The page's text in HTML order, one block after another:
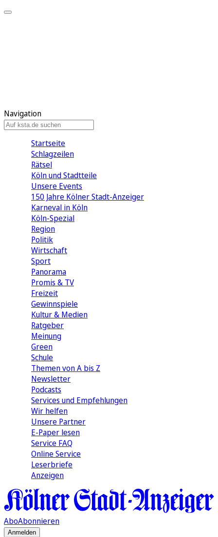
Navigation
Startseite
Schlagzeilen
Rätsel
Köln und Stadtteile
Unsere Events
150 Jahre Kölner Stadt-Anzeiger
Karneval in Köln
Köln-Spezial
Region
Politik
Wirtschaft
Sport
Panorama
Promis & TV
Freizeit
Gewinnspiele
Kultur & Medien
Ratgeber
Meinung
Green
Schule
Themen von A bis Z
Newsletter
Podcasts
Services und Empfehlungen
Wir helfen
Unsere Partner
E-Paper lesen
Service FAQ
Online Service
Leserbriefe
Anzeigen
AboAbonnieren
Anmelden